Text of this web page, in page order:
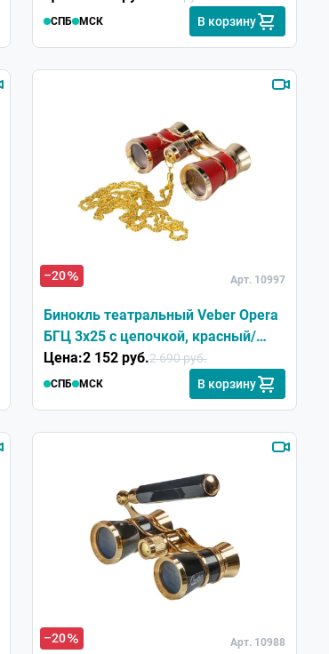
СПБ МСК В корзину
–20 Арт. 10997
Бинокль театральный Veber Opera
БГЦ 3x25 с цепочкой, красный/
золотой
Цена:2 152 руб.2 690 руб.
СПБ МСК В корзину
–20 Арт. 10988